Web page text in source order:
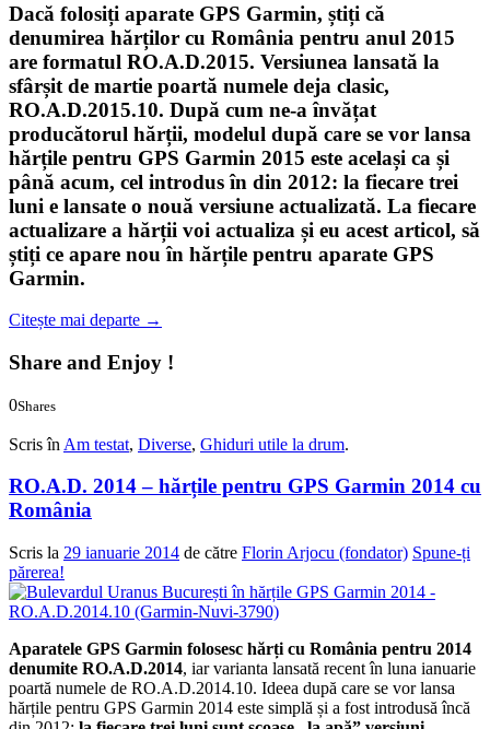
Dacă folosiți aparate GPS Garmin, știți că
denumirea hărților cu România pentru anul 2015
are formatul RO.A.D.2015. Versiunea lansată la
sfârșit de martie poartă numele deja clasic,
RO.A.D.2015.10. După cum ne-a învățat
producătorul hărții, modelul după care se vor lansa
hărțile pentru GPS Garmin 2015 este același ca și
până acum, cel introdus în din 2012: la fiecare trei
luni e lansate o nouă versiune actualizată. La fiecare
actualizare a hărții voi actualiza și eu acest articol, să
știți ce apare nou în hărțile pentru aparate GPS
Garmin.
Citește mai departe →
Share and Enjoy !
0Shares
Scris în Am testat, Diverse, Ghiduri utile la drum.
RO.A.D. 2014 – hărțile pentru GPS Garmin 2014 cu
România
Scris la 29 ianuarie 2014 de către Florin Arjocu (fondator) Spune-ți
părerea!
Aparatele GPS Garmin folosesc hărți cu România pentru 2014
denumite RO.A.D.2014, iar varianta lansată recent în luna ianuarie
poartă numele de RO.A.D.2014.10. Ideea după care se vor lansa
hărțile pentru GPS Garmin 2014 este simplă și a fost introdusă încă